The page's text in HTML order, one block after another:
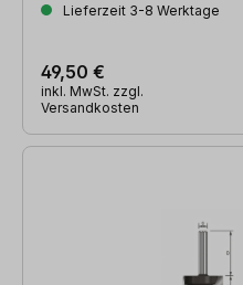
Lieferzeit 3-8 Werktage
49,50 €
inkl. MwSt. zzgl.
Versandkosten